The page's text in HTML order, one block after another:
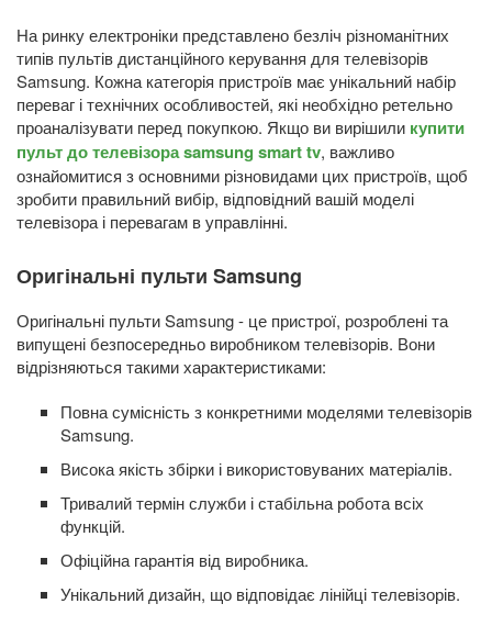
На ринку електроніки представлено безліч різноманітних
типів пультів дистанційного керування для телевізорів
Samsung. Кожна категорія пристроїв має унікальний набір
переваг і технічних особливостей, які необхідно ретельно
проаналізувати перед покупкою. Якщо ви вирішили купити
пульт до телевізора samsung smart tv, важливо
ознайомитися з основними різновидами цих пристроїв, щоб
зробити правильний вибір, відповідний вашій моделі
телевізора і перевагам в управлінні.
Оригінальні пульти Samsung
Оригінальні пульти Samsung - це пристрої, розроблені та
випущені безпосередньо виробником телевізорів. Вони
відрізняються такими характеристиками:
Повна сумісність з конкретними моделями телевізорів
Samsung.
Висока якість збірки і використовуваних матеріалів.
Тривалий термін служби і стабільна робота всіх
функцій.
Офіційна гарантія від виробника.
Унікальний дизайн, що відповідає лінійці телевізорів.